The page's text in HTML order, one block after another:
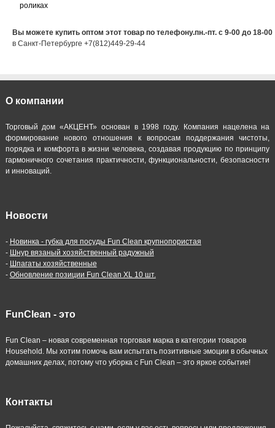
роликах
Вы можете купить оптом этот товар по телефону.пн.-пт. с 9-00 до 18-00
в Санкт-Петербурге +7(812)449-29-44
О компании
Торговый дом «АКЦЕНТ» основан в 1998 году. Компания нацелена на
формирование нового отношения к вопросам поддержания чистоты,
порядка и комфорта в жизни человека, создавая продукцию по принципу
гармоничного сочетания практичности, функциональности, безопасности
и инноваций.
Новости
- Новинка - губка для посуды Fun Clean крупнопористая
- Шнур вязаный хозяйственный радужный
- Шпагаты хозяйственные
- Обновление позиции Fun Clean XL 10 шт.
FunClean - это
Fun Clean – новая современная торговая марка в категории товаров
Household. Мы хотим помочь вам испытать позитивные эмоции в обычных
домашних делах, потому что уборка с Fun Clean – это яркое событие!
Контакты